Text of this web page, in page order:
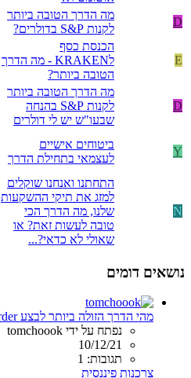
D
מה הדרך הטובה ביותר
לקנות S&P בדולרים?
E
הכנסת כסף
לKRAKEN - מה הדרך
הטובה ביותר?
D
מה הדרך הטובה ביותר
לקנות S&P בהנחה
שבעו"ש יש לי דולרים
Y
ביטוחים אישיים
לעצמאי בתחילת הדרך
N
התחתנו ואנחנו שוקלים
למזג את תיקי ההשקעות
שלנו, מה הדרך הכי
טובה לעשות זאת? או
שאולי לא כדאי?...
נושאים דומים
מהי הדרך הזולה ביותר לבצע money order או cashier’s check?
נפתח על ידי tomchoook
10/12/21
תגובות: 1
צרכנות פיננסית